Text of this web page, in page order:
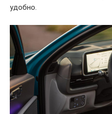
удобно.